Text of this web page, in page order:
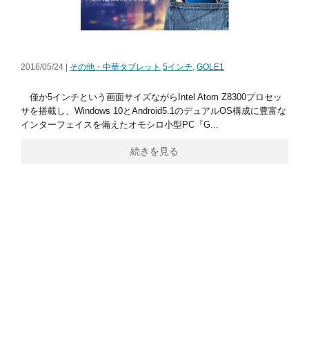
2016/05/24 | その他・中華タブレット 5インチ, GOLE1
僅か5インチという画面サイズながらIntel Atom Z8300プロセッ
サを搭載し、Windows 10とAndroid5.1のデュアルOS構成に豊富な
インターフェイスを備えたオモシロ小型PC『G...
続きを見る